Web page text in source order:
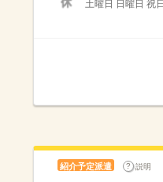
土曜日 日曜日 祝日
紹介予定派遣 説明